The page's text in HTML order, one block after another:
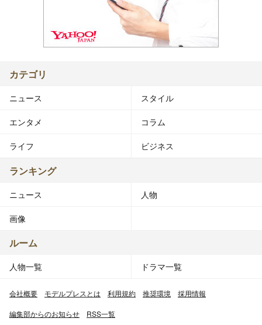
カテゴリ
ニュース スタイル
エンタメ コラム
ライフ ビジネス
ランキング
ニュース 人物
画像
ルーム
人物一覧 ドラマ一覧
会社概要 モデルプレスとは 利用規約 推奨環境 採用情報
編集部からのお知らせ RSS一覧